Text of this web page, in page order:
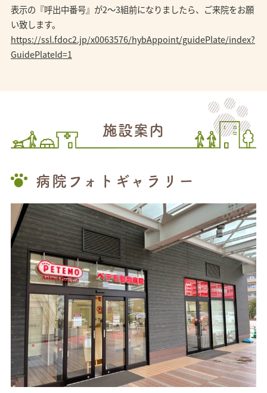
表示の『呼出中番号』が2～3組前になりましたら、ご来院をお願
い致します。
https://ssl.fdoc2.jp/x0063576/hybAppoint/guidePlate/index?
GuidePlateId=1
施設案内
病院フォトギャラリー